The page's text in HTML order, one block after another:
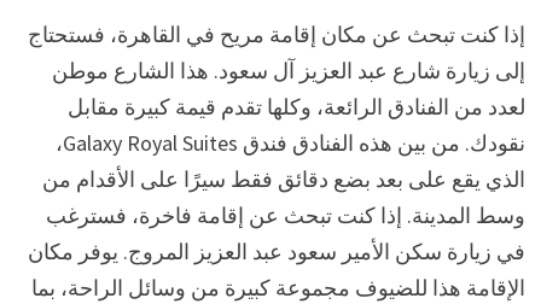
إذا كنت تبحث عن مكان إقامة مريح في القاهرة، فستحتاج
إلى زيارة شارع عبد العزيز آل سعود. هذا الشارع موطن
لعدد من الفنادق الرائعة، وكلها تقدم قيمة كبيرة مقابل
نقودك. من بين هذه الفنادق فندق Galaxy Royal Suites،
الذي يقع على بعد بضع دقائق فقط سيرًا على الأقدام من
وسط المدينة. إذا كنت تبحث عن إقامة فاخرة، فسترغب
في زيارة سكن الأمير سعود عبد العزيز المروج. يوفر مكان
الإقامة هذا للضيوف مجموعة كبيرة من وسائل الراحة، بما